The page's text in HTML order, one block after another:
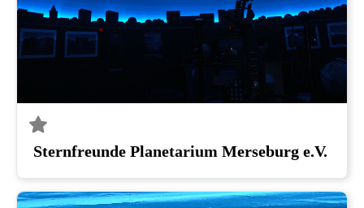
Sternfreunde Planetarium Merseburg e.V.